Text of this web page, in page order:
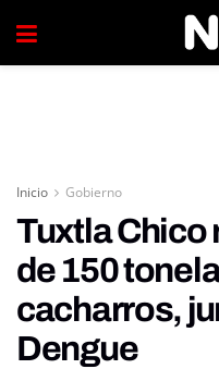
Inicio Gobierno
Tuxtla Chico
de 150
cacharros,
Dengue